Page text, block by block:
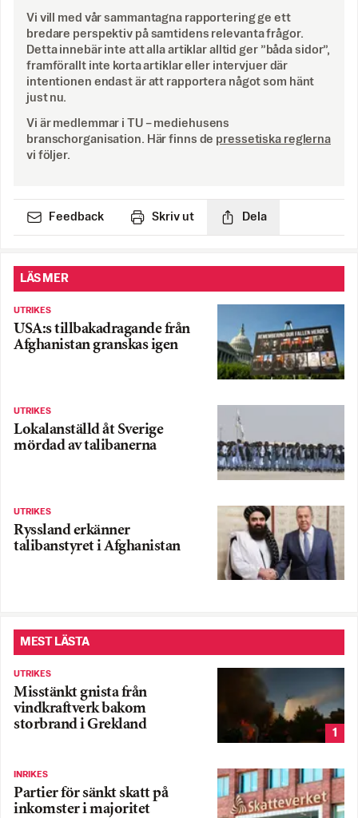
Vi vill med vår sammantagna rapportering ge ett
bredare perspektiv på samtidens relevanta frågor.
Detta innebär inte att alla artiklar alltid ger ”båda sidor”,
framförallt inte korta artiklar eller intervjuer där
intentionen endast är att rapportera något som hänt
just nu.
Vi är medlemmar i TU – mediehusens
branschorganisation. Här finns de pressetiska reglerna
vi följer.
Feedback Skriv ut Dela
LÄS MER
UTRIKES
USA:s tillbakadragande från
Afghanistan granskas igen
UTRIKES
Lokalanställd åt Sverige
mördad av talibanerna
UTRIKES
Ryssland erkänner
talibanstyret i Afghanistan
MEST LÄSTA
UTRIKES
Misstänkt gnista från
vindkraftverk bakom
storbrand i Grekland
1
INRIKES
Partier för sänkt skatt på
inkomster i majoritet